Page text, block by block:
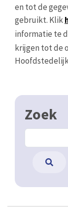
en tot de
gebruikt. Klik
informatie te
krijgen tot de
Zoek